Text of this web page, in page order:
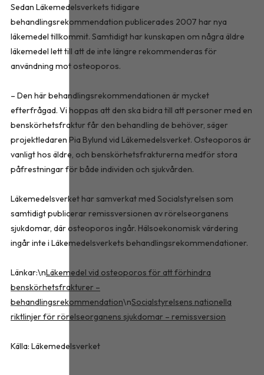
Sedan Läkemedelsverkets tidigare
behandlingsrekommendation publicerades 2007 har nya
läkemedel tillkommit. Samtidigt har kunskapen om några äldre
läkemedel lett till att de inte längre rekommenderas för
användning mot osteoporos.
– Den här behandlingsrekommendationen är mycket
efterfrågad. Vi hoppas att den ska bidra till att personer med en
benskörhetsfraktur får den behandling de behöver, säger
projektledaren Pia Bylund vid Läkemedelsverket. Osteoporos är
vanligt hos äldre, och benskörhetsfrakturerna medför stora
påfrestningar för både individen och sjukvården.
Läkemedelsverket har samverkat med Socialstyrelsen som
samtidigt publicerar remissversionen av rörelseorganens
sjukdomar, där osteoporos ingår. Hälsoekonomisk värdering
ingår inte i Läkemedelsverkets behandlingsrekommendationer.
Länkar:\nLäkemedel vid osteoporos för att förhindra
benskörhetsfrakturer –
behandlingsrekommendation\nSocialstyrelsens nationella
riktlinjer för rörelseorganens sjukdomar – remissversion
Källa: Läkemedelsverket